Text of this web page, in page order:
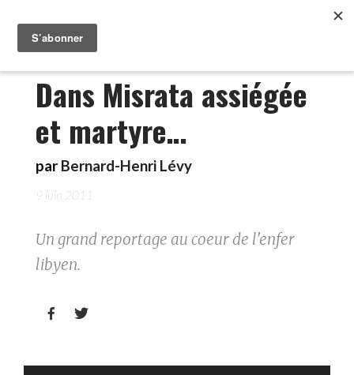
Dans Misrata assiégée
et martyre…
par Bernard-Henri Lévy
9 juin 2011
Un grand reportage au coeur de l'enfer
libyen.
 